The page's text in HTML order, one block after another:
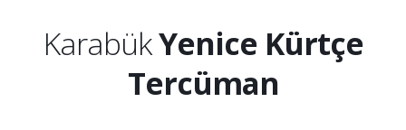
KarabükYenice Kürtçe
Tercüman